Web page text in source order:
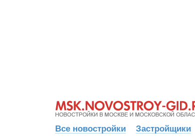
Все новостройки Застройщики